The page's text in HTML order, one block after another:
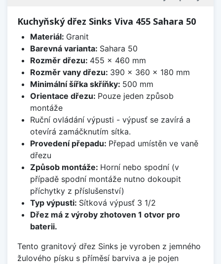
Kuchyňský dřez Sinks Viva 455 Sahara 50
Materiál: Granit
Barevná varianta: Sahara 50
Rozměr dřezu: 455 x 460 mm
Rozměr vany dřezu: 390 x 360 x 180 mm
Minimální šířka skříňky: 500 mm
Orientace dřezu: Pouze jeden způsob
montáže
Ruční ovládání výpusti - výpusť se zavírá a
otevírá zamáčknutím sítka.
Provedení přepadu: Přepad umístěn ve vaně
dřezu
Způsob montáže: Horní nebo spodní (v
případě spodní montáže nutno dokoupit
příchytky z příslušenství)
Typ výpusti: Sítková výpusť 3 1/2
Dřez má z výroby zhotoven 1 otvor pro
baterii.
Tento granitový dřez Sinks je vyroben z jemného
žulového písku s příměsí barviva a je pojen